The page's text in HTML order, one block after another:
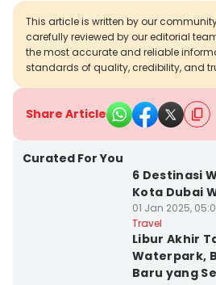
This article is written by our
carefully reviewed by our editorial
the most accurate and reliable
standards of quality, credibility, and
Share Article
Curated For You
6 Destinasi
Kota Dubai
01 Jan 2025,
Travel
Libur Akhir
Waterpark,
Baru yang